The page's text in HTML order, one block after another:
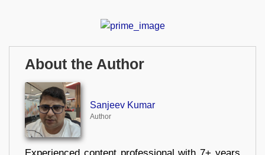
About the Author
Sanjeev Kumar
Author